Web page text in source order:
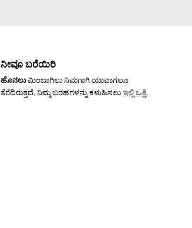
ನೀವೂ ಬರೆಯಿರಿ
ಹೊನಲುಮಿಂಬಾಗಿಲು ನಿಮಗಾಗಿ ಯಾವಾಗಲೂ
ತೆರೆದಿರುತ್ತದೆ. ನಿಮ್ಮ ಬರಹಗಳನ್ನು ಕಳುಹಿಸಲುಇಲ್ಲಿ ಒತ್ತಿ.